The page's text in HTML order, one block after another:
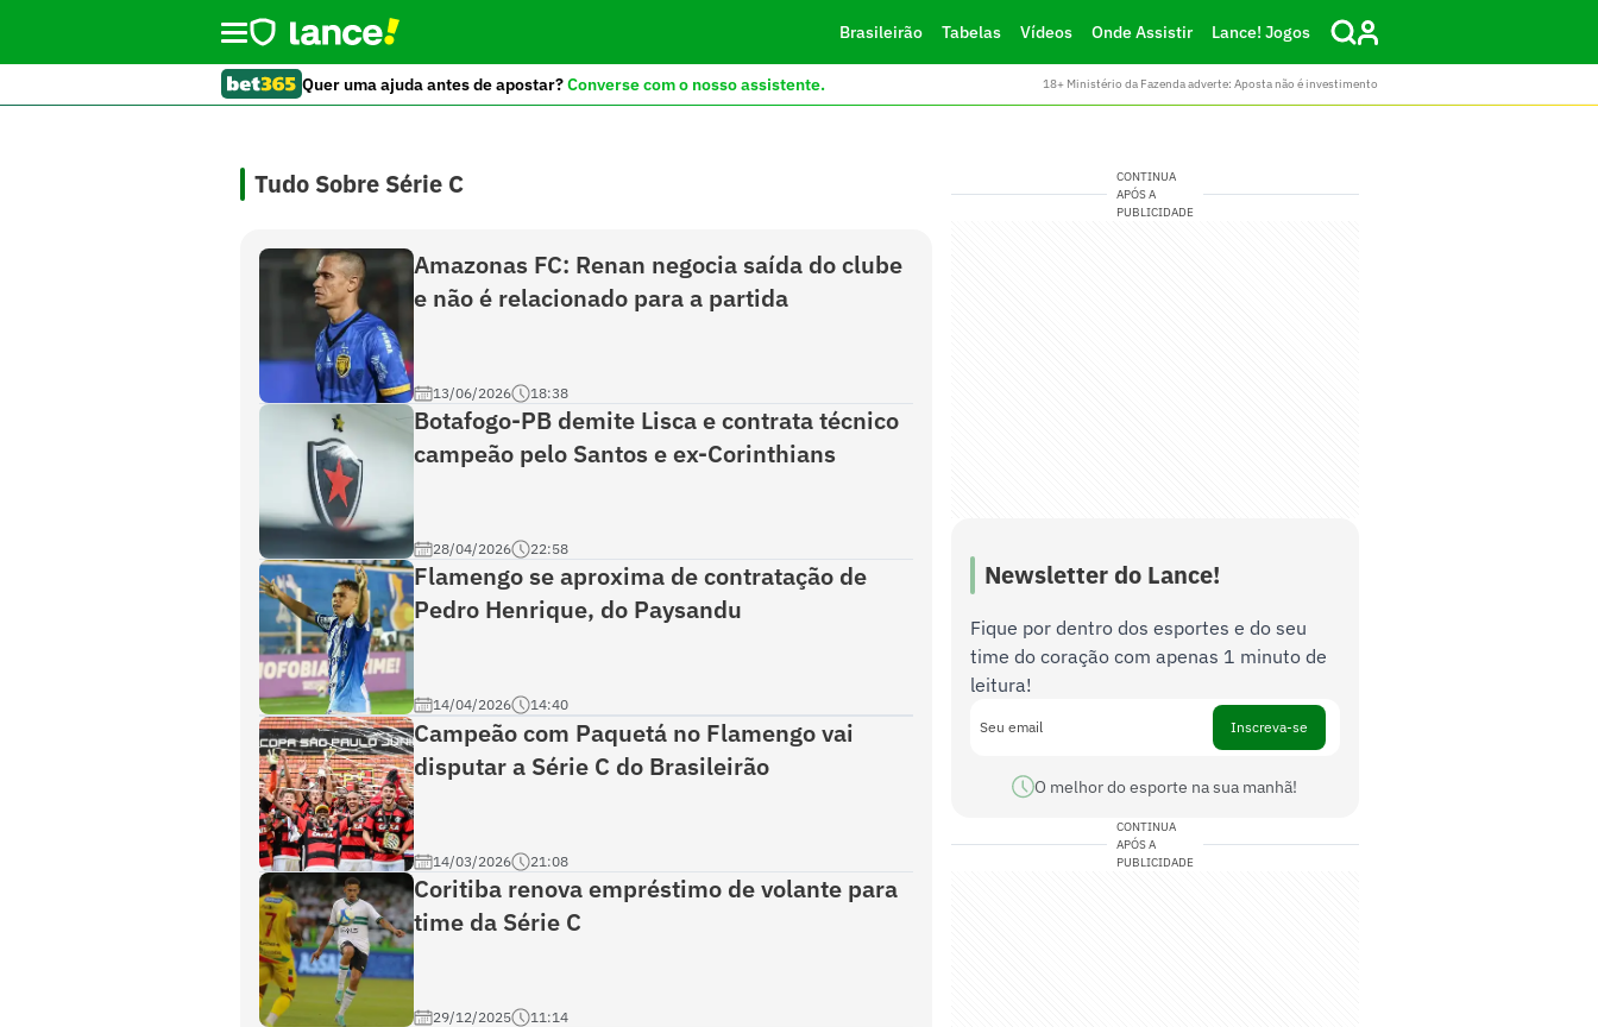
Brasileirão Tabelas Vídeos Onde Assistir Lance! Jogos
Quer uma ajuda antes de apostar?Converse com o nosso assistente. 18+ Ministério da Fazenda adverte: Aposta não é investimento
Tudo Sobre Série C
Amazonas FC: Renan negocia saída do clube
e não é relacionado para a partida
13/06/2026 18:38
Botafogo-PB demite Lisca e contrata técnico
campeão pelo Santos e ex-Corinthians
28/04/2026 22:58
Flamengo se aproxima de contratação de
Pedro Henrique, do Paysandu
14/04/2026 14:40
Campeão com Paquetá no Flamengo vai
disputar a Série C do Brasileirão
14/03/2026 21:08
Coritiba renova empréstimo de volante para
time da Série C
29/12/2025 11:14
CONTINUA
APÓS A
PUBLICIDADE
Newsletter do Lance!
Fique por dentro dos esportes e do seu
time do coração com apenas 1 minuto de
leitura!
Inscreva-se
O melhor do esporte na sua manhã!
CONTINUA
APÓS A
PUBLICIDADE